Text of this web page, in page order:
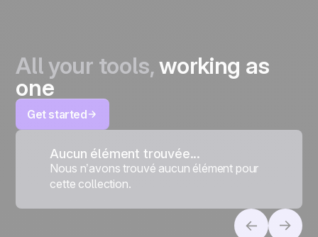
All your tools,working as
one
Get started
Aucun élément trouvée...
Nous n’avons trouvé aucun élément pour
cette collection.